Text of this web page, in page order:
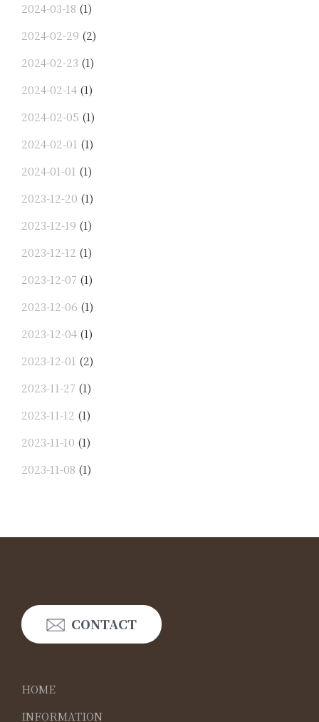
2024-03-18 (1)
2024-02-29 (2)
2024-02-23 (1)
2024-02-14 (1)
2024-02-05 (1)
2024-02-01 (1)
2024-01-01 (1)
2023-12-20 (1)
2023-12-19 (1)
2023-12-12 (1)
2023-12-07 (1)
2023-12-06 (1)
2023-12-04 (1)
2023-12-01 (2)
2023-11-27 (1)
2023-11-12 (1)
2023-11-10 (1)
2023-11-08 (1)
CONTACT
HOME
INFORMATION